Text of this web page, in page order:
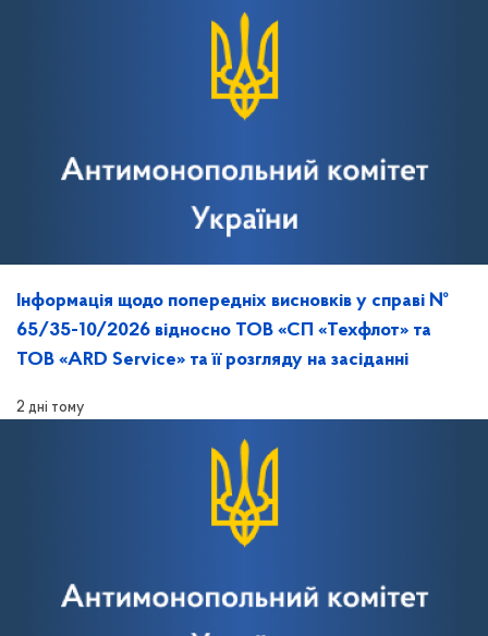
Інформація щодо попередніх висновків у справі №
65/35-10/2026 відносно ТОВ «СП «Техфлот» та
ТОВ «ARD Service» та її розгляду на засіданні
2 дні тому